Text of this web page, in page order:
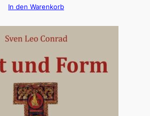
In den Warenkorb